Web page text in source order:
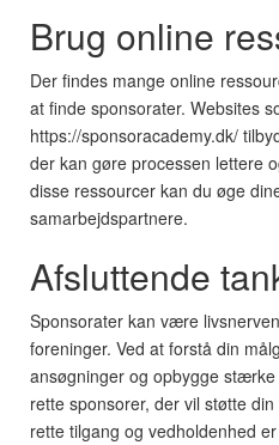
Brug online
Der findes mange online
at finde sponsorater. Websites
https://sponsoracademy.dk/
der kan gøre processen lettere
disse ressourcer kan du øge
samarbejdspartnere.
Afsluttende
Sponsorater kan være
foreninger. Ved at forstå din
ansøgninger og opbygge
rette sponsorer, der vil støtte
rette tilgang og vedholdenhed